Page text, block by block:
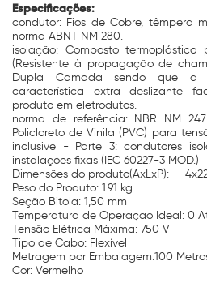
Especificações:
condutor: Fios de Cobre, têmpera
norma ABNT NM 280.
isolação: Composto termoplástico
(Resistente à propagação de
Dupla Camada sendo que a
característica extra deslizante
produto em eletrodutos.
norma de referência: NBR NM
Policloreto de Vinila (PVC) para
inclusive - Parte 3: condutores
instalações fixas (IEC 60227-3 MOD.)
Dimensões do produto(AxLxP):
Peso do Produto: 1.91 kg
Seção Bitola: 1,50 mm
Temperatura de Operação Ideal: 0
Tensão Elétrica Máxima: 750 V
Tipo de Cabo: Flexível
Metragem por Embalagem:100
Cor: Vermelho